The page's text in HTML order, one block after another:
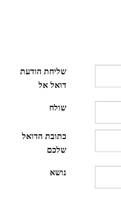
שליחת הודעת
דואל אל
שולח
כתובת הדואל
שלכם
נושא